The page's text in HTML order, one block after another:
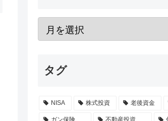
タグ
NISA 株式投資 老後資金
ガン保険 不動産投資